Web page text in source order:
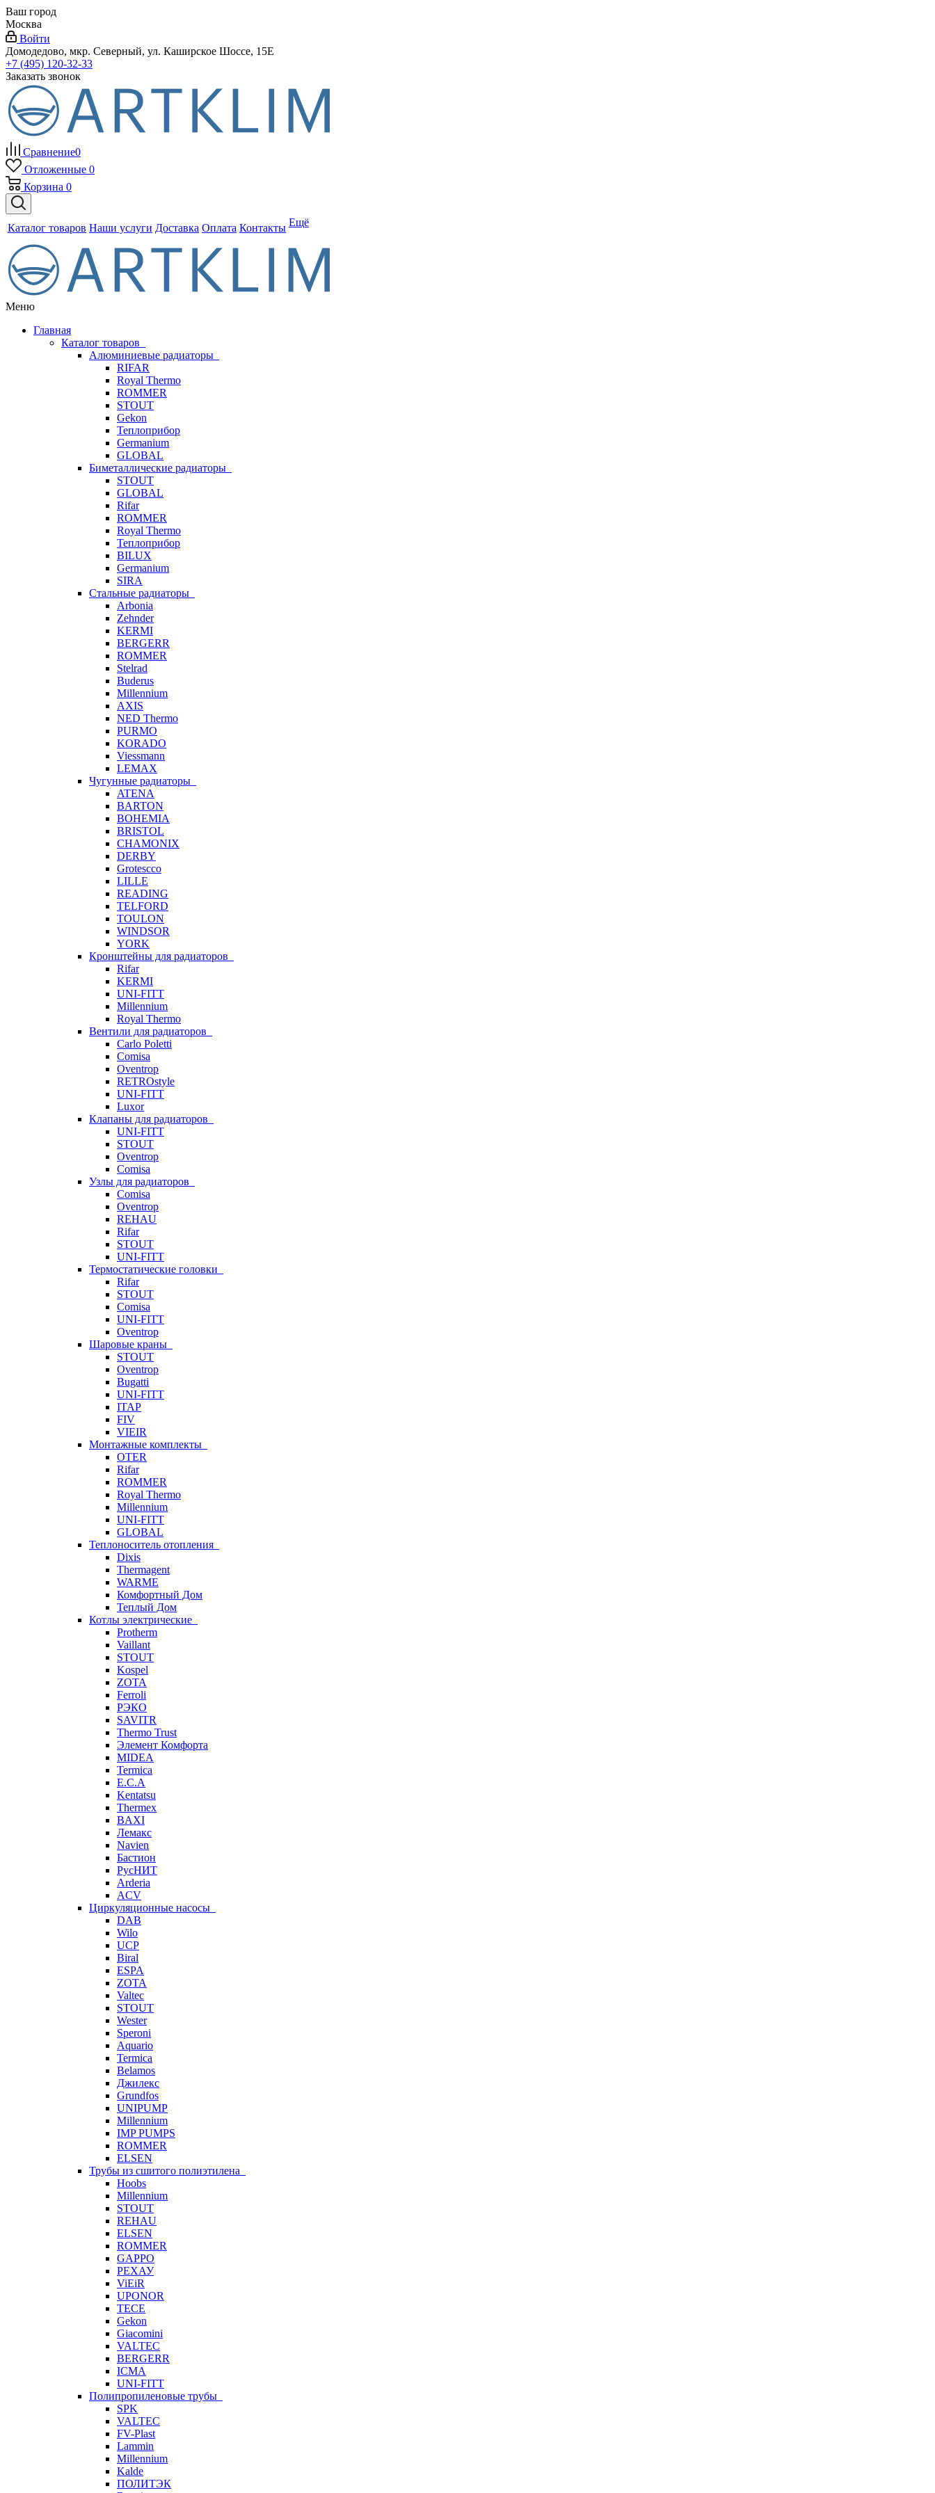
Ваш город
Москва
Войти
Домодедово, мкр. Северный, ул. Каширское Шоссе, 15Е
+7 (495) 120-32-33
Заказать звонок
Сравнение0
Отложенные 0
Корзина 0
Каталог товаров Наши услуги Доставка Оплата Контакты Ещё
Меню
Главная
Каталог товаров
Алюминиевые радиаторы
RIFAR
Royal Thermo
ROMMER
STOUT
Gekon
Теплоприбор
Germanium
GLOBAL
Биметаллические радиаторы
STOUT
GLOBAL
Rifar
ROMMER
Royal Thermo
Теплоприбор
BILUX
Germanium
SIRA
Стальные радиаторы
Arbonia
Zehnder
KERMI
BERGERR
ROMMER
Stelrad
Buderus
Millennium
AXIS
NED Thermo
PURMO
KORADO
Viessmann
LEMAX
Чугунные радиаторы
ATENA
BARTON
BOHEMIA
BRISTOL
CHAMONIX
DERBY
Grotescco
LILLE
READING
TELFORD
TOULON
WINDSOR
YORK
Кронштейны для радиаторов
Rifar
KERMI
UNI-FITT
Millennium
Royal Thermo
Вентили для радиаторов
Carlo Poletti
Comisa
Oventrop
RETROstyle
UNI-FITT
Luxor
Клапаны для радиаторов
UNI-FITT
STOUT
Oventrop
Comisa
Узлы для радиаторов
Comisa
Oventrop
REHAU
Rifar
STOUT
UNI-FITT
Термостатические головки
Rifar
STOUT
Comisa
UNI-FITT
Oventrop
Шаровые краны
STOUT
Oventrop
Bugatti
UNI-FITT
ITAP
FIV
VIEIR
Монтажные комплекты
OTER
Rifar
ROMMER
Royal Thermo
Millennium
UNI-FITT
GLOBAL
Теплоноситель отопления
Dixis
Thermagent
WARME
Комфортный Дом
Теплый Дом
Котлы электрические
Protherm
Vaillant
STOUT
Kospel
ZOTA
Ferroli
РЭКО
SAVITR
Thermo Trust
Элемент Комфорта
MIDEA
Termica
E.C.A
Kentatsu
Thermex
BAXI
Лемакс
Navien
Бастион
РусНИТ
Arderia
ACV
Циркуляционные насосы
DAB
Wilo
UCP
Biral
ESPA
ZOTA
Valtec
STOUT
Wester
Speroni
Aquario
Termica
Belamos
Джилекс
Grundfos
UNIPUMP
Millennium
IMP PUMPS
ROMMER
ELSEN
Трубы из сшитого полиэтилена
Hoobs
Millennium
STOUT
REHAU
ELSEN
ROMMER
GAPPO
РЕХАУ
ViEiR
UPONOR
TECE
Gekon
Giacomini
VALTEC
BERGERR
ICMA
UNI-FITT
Полипропиленовые трубы
SPK
VALTEC
FV-Plast
Lammin
Millennium
Kalde
ПОЛИТЭК